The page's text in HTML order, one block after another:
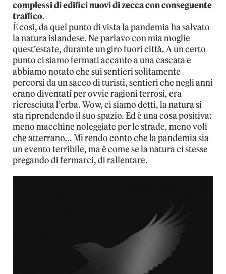
complessi di edifici nuovi di zecca con conseguente
traffico.
È così, da quel punto di vista la pandemia ha salvato
la natura islandese. Ne parlavo con mia moglie
quest’estate, durante un giro fuori città. A un certo
punto ci siamo fermati accanto a una cascata e
abbiamo notato che sui sentieri solitamente
percorsi da un sacco di turisti, sentieri che negli anni
erano diventati per ovvie ragioni terrosi, era
ricresciuta l’erba. Wow, ci siamo detti, la natura si
sta riprendendo il suo spazio. Ed è una cosa positiva:
meno macchine noleggiate per le strade, meno voli
che atterrano… Mi rendo conto che la pandemia sia
un evento terribile, ma è come se la natura ci stesse
pregando di fermarci, di rallentare.